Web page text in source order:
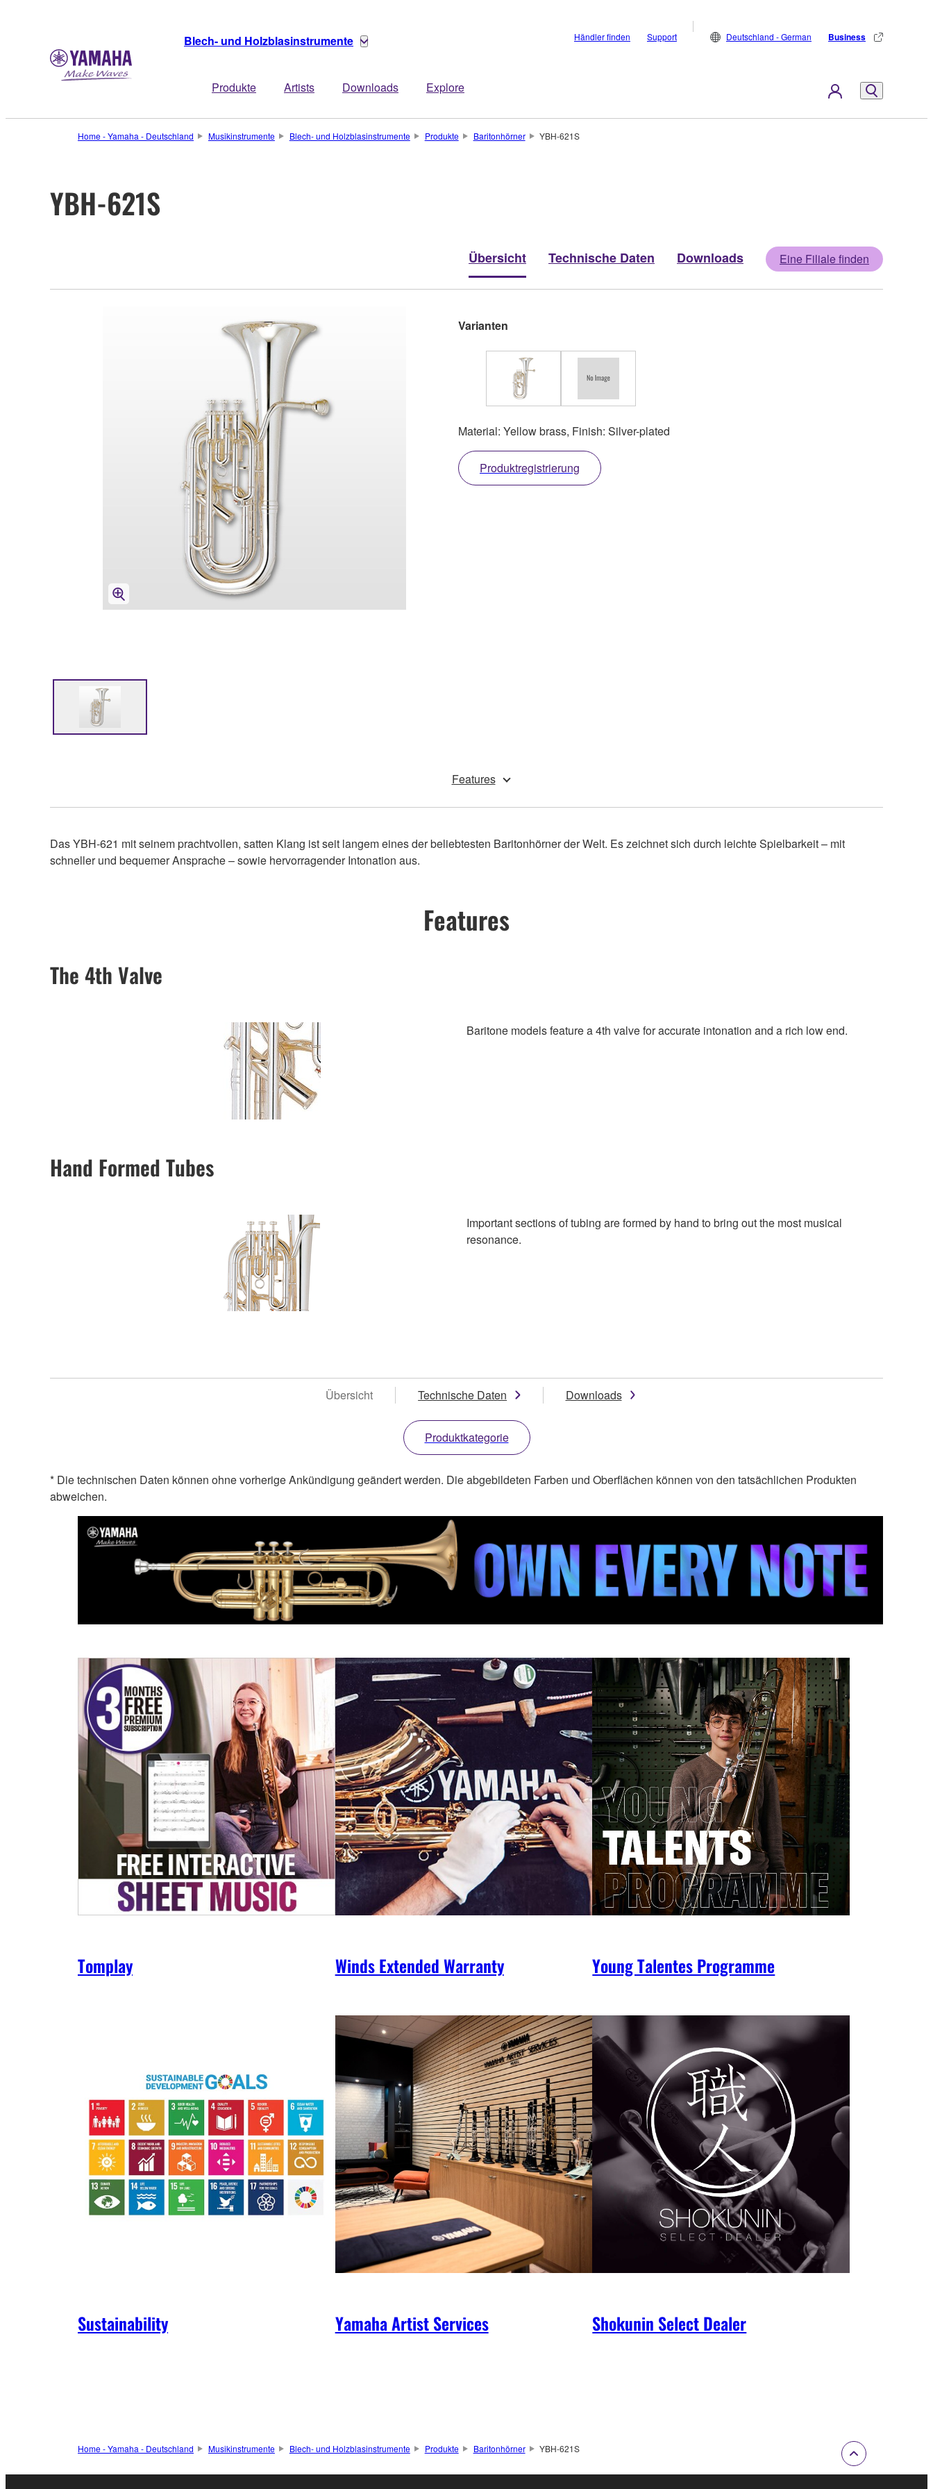
Blech- und Holzblasinstrumente
Produkte Artists Downloads Explore
Händler finden Support Deutschland - German Business
Home - Yamaha - Deutschland Musikinstrumente Blech- und Holzblasinstrumente Produkte Baritonhörner YBH-621S
YBH-621S
Übersicht Technische Daten Downloads Eine Filiale finden
Varianten
Material: Yellow brass, Finish: Silver-plated
Produktregistrierung
Features
Das YBH-621 mit seinem prachtvollen, satten Klang ist seit langem eines der beliebtesten Baritonhörner der Welt. Es zeichnet sich durch leichte Spielbarkeit – mit
schneller und bequemer Ansprache – sowie hervorragender Intonation aus.
Features
The 4th Valve
Baritone models feature a 4th valve for accurate intonation and a rich low end.
Hand Formed Tubes
Important sections of tubing are formed by hand to bring out the most musical
resonance.
Übersicht Technische Daten Downloads
Produktkategorie
* Die technischen Daten können ohne vorherige Ankündigung geändert werden. Die abgebildeten Farben und Oberflächen können von den tatsächlichen Produkten
abweichen.
Tomplay Winds Extended Warranty Young Talentes Programme
Sustainability Yamaha Artist Services Shokunin Select Dealer
Home - Yamaha - Deutschland Musikinstrumente Blech- und Holzblasinstrumente Produkte Baritonhörner YBH-621S